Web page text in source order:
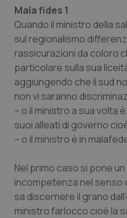
Piemonte
Provincia
Provincia
Puglia
Sardegna
Sicilia
Toscana
HIV
Infezioni & Febbre
Ipertensione &
Malattie rare
Malattia di Crohn
Neuroscienze &
Obesità
Mala fides 1
Quando il ministro della
sul regionalismo
rassicurazioni da coloro
particolare sulla sua
aggiungendo che il sud
non vi saranno
– o il ministro a sua volta
suoi alleati di governo
– o il ministro è in
Nel primo caso si pone
incompetenza nel senso
sa discernere il grano
ministro farlocco cioè la